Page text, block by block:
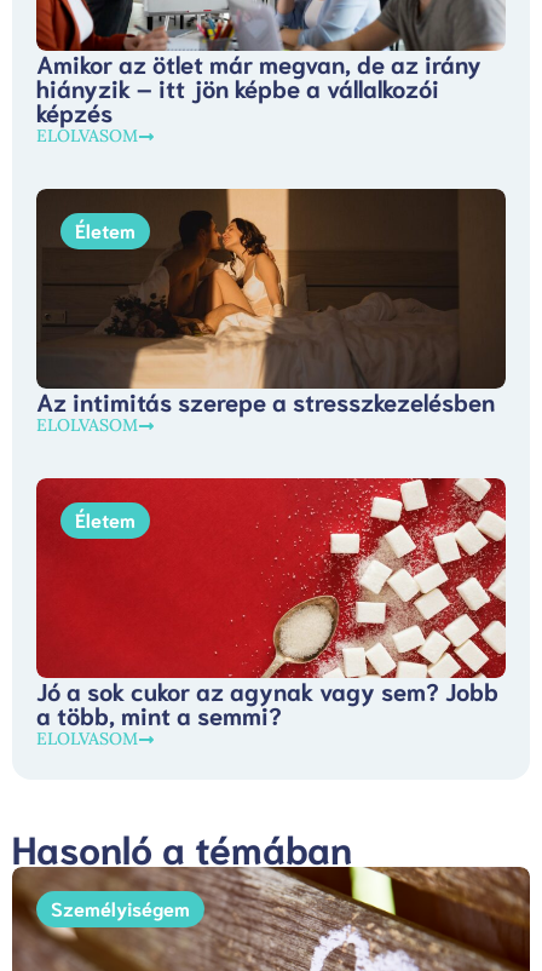
Amikor az ötlet már megvan, de az irány
hiányzik – itt jön képbe a vállalkozói
képzés
ELOLVASOM
Életem
Az intimitás szerepe a stresszkezelésben
ELOLVASOM
Életem
Jó a sok cukor az agynak vagy sem? Jobb
a több, mint a semmi?
ELOLVASOM
Hasonló a témában
Személyiségem